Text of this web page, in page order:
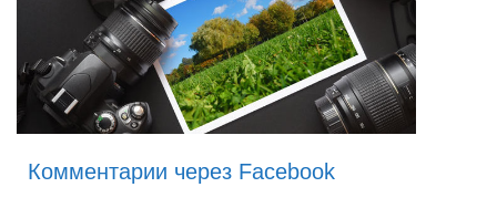
Комментарии через Facebook